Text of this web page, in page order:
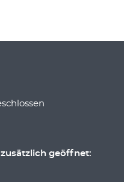
geöffnet: